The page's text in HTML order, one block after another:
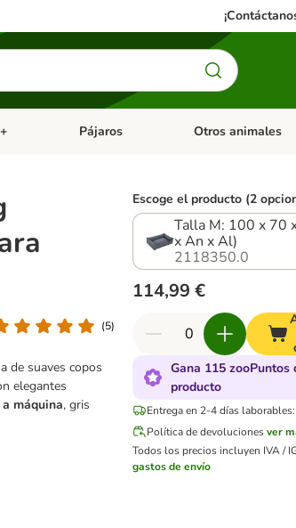
abierto: Antiparasitarios
Menú de categoria abierto: Roedores y +
Pájaros Menú de categoria
Otros animales
(5)
de suaves copos
elegantes
máquina, gris
Escoge el producto (2
Talla M: 100 x 70
x An x Al)
2118350.0
114,99 €
Gana 115 zooPuntos
producto
Entrega en 2-4 días laborables:
Política de devolucionesver
Todos los precios incluyen IVA /
gastos de envío